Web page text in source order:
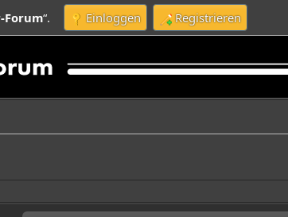
Forum“. Einloggen Registrieren